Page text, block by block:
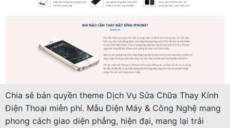
Chia sẻ bản quyền theme Dịch Vụ Sửa Chữa Thay Kính
Điện Thoại miễn phí. Mẫu Điện Máy & Công Nghệ mang
phong cách giao diện phẳng, hiện đại, mang lại trải